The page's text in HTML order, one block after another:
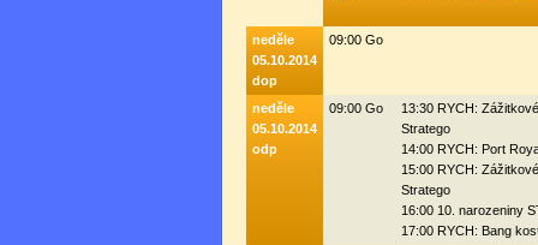
neděle
05.10.2014
dop
09:00 Go
neděle
05.10.2014
odp
09:00 Go
13:30 RYCH: Zážitkové
Stratego
14:00 RYCH: Port
15:00 RYCH: Zážitkové
Stratego
16:00 10. narozeniny
17:00 RYCH: Bang